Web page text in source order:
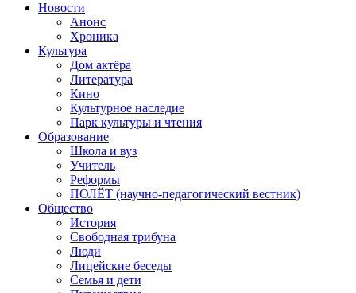
Новости
Анонс
Хроника
Культура
Дом актёра
Литература
Кино
Культурное наследие
Парк культуры и чтения
Образование
Школа и вуз
Учитель
Реформы
ПОЛЁТ (научно-педагогический вестник)
Общество
История
Свободная трибуна
Люди
Лицейские беседы
Семья и дети